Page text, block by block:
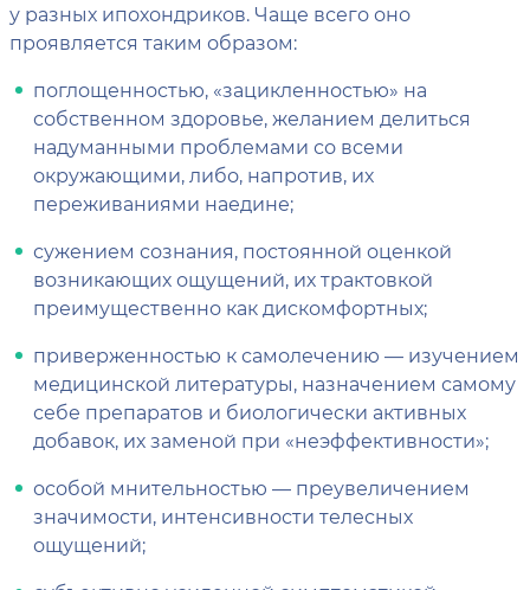
у разных ипохондриков. Чаще всего оно
проявляется таким образом:
поглощенностью, «зацикленностью» на
собственном здоровье, желанием делиться
надуманными проблемами со всеми
окружающими, либо, напротив, их
переживаниями наедине;
сужением сознания, постоянной оценкой
возникающих ощущений, их трактовкой
преимущественно как дискомфортных;
приверженностью к самолечению — изучением
медицинской литературы, назначением самому
себе препаратов и биологически активных
добавок, их заменой при «неэффективности»;
особой мнительностью — преувеличением
значимости, интенсивности телесных
ощущений;